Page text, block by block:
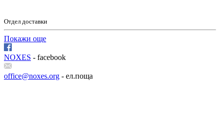
Отдел доставки
Покажи още
NOXES - facebook
office@noxes.org - ел.поща